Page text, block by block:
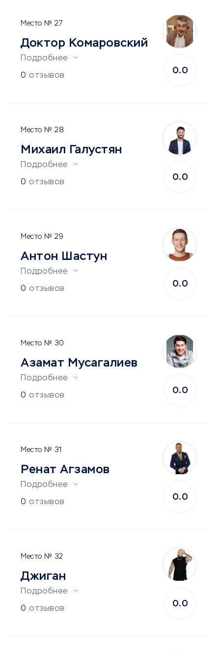
27
Доктор Комаровский
Подробнее
0 отзывов
0.0
28
Михаил Галустян
Подробнее
0 отзывов
0.0
29
Антон Шастун
Подробнее
0 отзывов
0.0
30
Азамат Мусагалиев
Подробнее
0 отзывов
0.0
31
Ренат Агзамов
Подробнее
0 отзывов
0.0
32
Джиган
Подробнее
0 отзывов
0.0